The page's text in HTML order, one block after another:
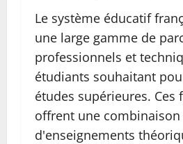
Le système éducatif
une large gamme de
professionnels et
étudiants souhaitant
études supérieures. Ces
offrent une
d'enseignements